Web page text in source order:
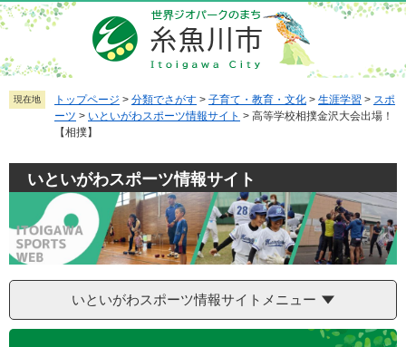
ペ
ー
ジ
の
先
す
メ
ニ
ュ
ー
を
し
文
へ
現在地 トップページ > 分類でさがす > 子育て・教育・文化 > 生涯学習 > スポ
ーツ > いといがわスポーツ情報サイト > 高等学校相撲金沢大会出場！
【相撲】
いといがわスポーツ情報サイト
いといがわスポーツ情報サイトメニュー